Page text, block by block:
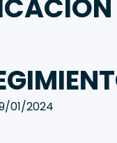
01/2024